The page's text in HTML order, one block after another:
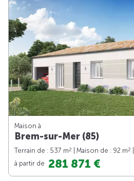
Maison à
Brem-sur-Mer (85)
Terrain de : 537 m2 | Maison de : 92 m2
à partir de 281 871 €